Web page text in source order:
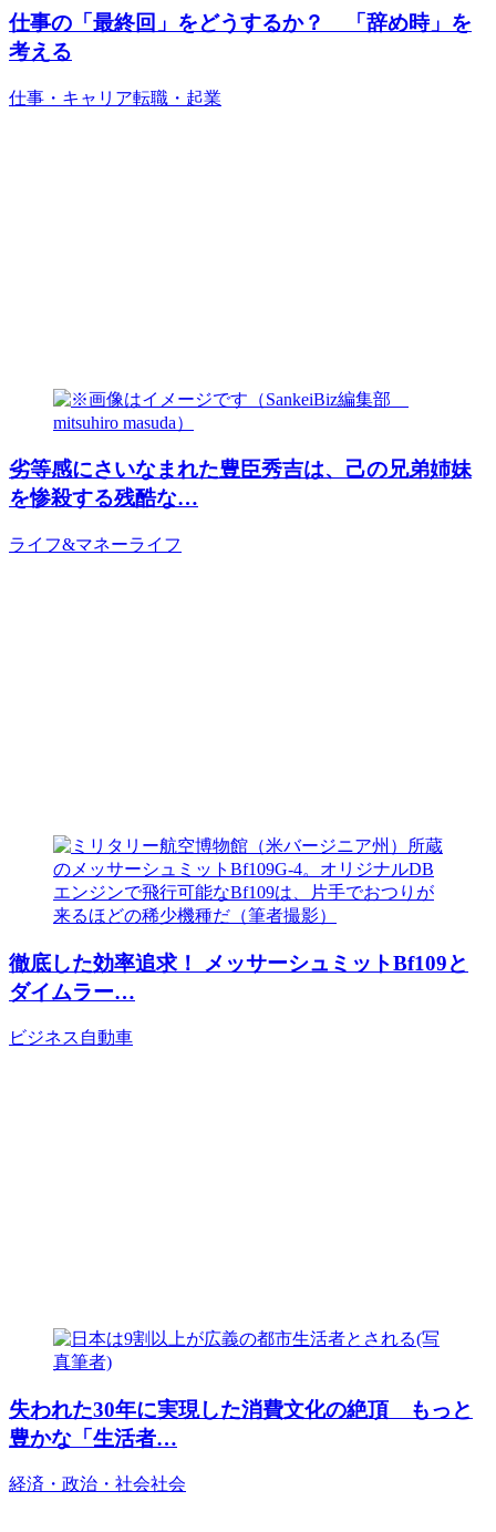
仕事の「最終回」をどうするか？ 「辞め時」を
考える
仕事・キャリア転職・起業
劣等感にさいなまれた豊臣秀吉は、己の兄弟姉妹
を惨殺する残酷な…
ライフ&マネーライフ
徹底した効率追求！ メッサーシュミットBf109と
ダイムラー…
ビジネス 自動車
失われた30年に実現した消費文化の絶頂 もっと
豊かな「生活者…
経済・政治・社会社会